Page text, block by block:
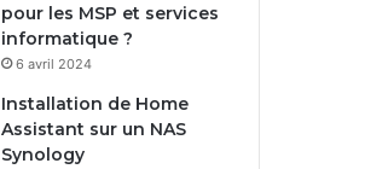
pour les MSP et services
informatique ?
6 avril 2024
Installation de Home
Assistant sur un NAS
Synology